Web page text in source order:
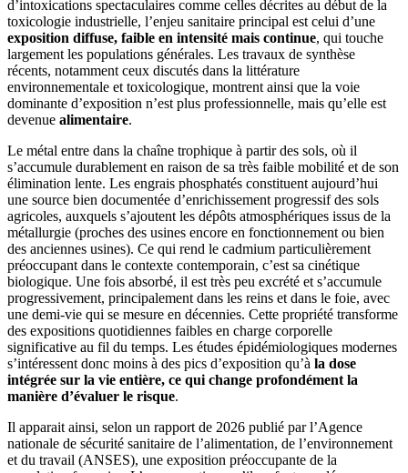
d’intoxications spectaculaires comme celles décrites au début de la
toxicologie industrielle, l’enjeu sanitaire principal est celui d’une
exposition diffuse, faible en intensité mais continue, qui touche
largement les populations générales. Les travaux de synthèse
récents, notamment ceux discutés dans la littérature
environnementale et toxicologique, montrent ainsi que la voie
dominante d’exposition n’est plus professionnelle, mais qu’elle est
devenue alimentaire.
Le métal entre dans la chaîne trophique à partir des sols, où il
s’accumule durablement en raison de sa très faible mobilité et de son
élimination lente. Les engrais phosphatés constituent aujourd’hui
une source bien documentée d’enrichissement progressif des sols
agricoles, auxquels s’ajoutent les dépôts atmosphériques issus de la
métallurgie (proches des usines encore en fonctionnement ou bien
des anciennes usines). Ce qui rend le cadmium particulièrement
préoccupant dans le contexte contemporain, c’est sa cinétique
biologique. Une fois absorbé, il est très peu excrété et s’accumule
progressivement, principalement dans les reins et dans le foie, avec
une demi-vie qui se mesure en décennies. Cette propriété transforme
des expositions quotidiennes faibles en charge corporelle
significative au fil du temps. Les études épidémiologiques modernes
s’intéressent donc moins à des pics d’exposition qu’à la dose
intégrée sur la vie entière, ce qui change profondément la
manière d’évaluer le risque.
Il apparait ainsi, selon un rapport de 2026 publié par l’Agence
nationale de sécurité sanitaire de l’alimentation, de l’environnement
et du travail (ANSES), une exposition préoccupante de la